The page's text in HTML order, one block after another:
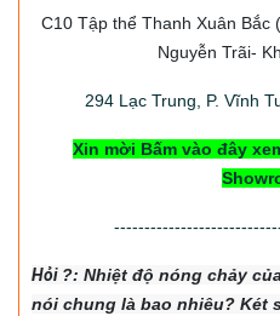
C10 Tập thể Thanh Xuân Bắc
Nguyễn Trãi-
294Lạc Trung, P. Vĩnh
Xin mời Bấm vào đây
Hỏi ?: Nhiệt độ nóng chảy
nói chung là bao nhiêu? Két